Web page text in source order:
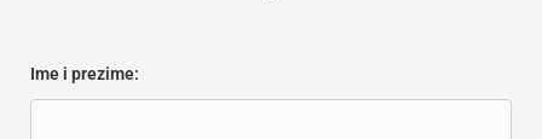
Ime i prezime: